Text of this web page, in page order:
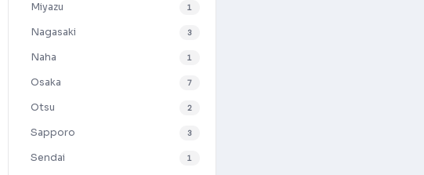
Miyazu 1
Nagasaki 3
Naha 1
Osaka 7
Otsu 2
Sapporo 3
Sendai 1